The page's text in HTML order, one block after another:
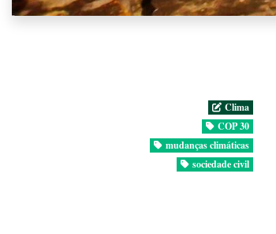
Clima
COP 30
mudanças climáticas
sociedade civil